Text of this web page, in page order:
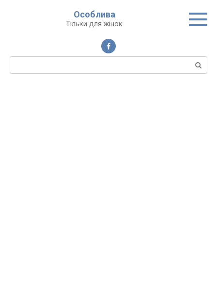
Особлива
Тільки для жінок
Пошук: